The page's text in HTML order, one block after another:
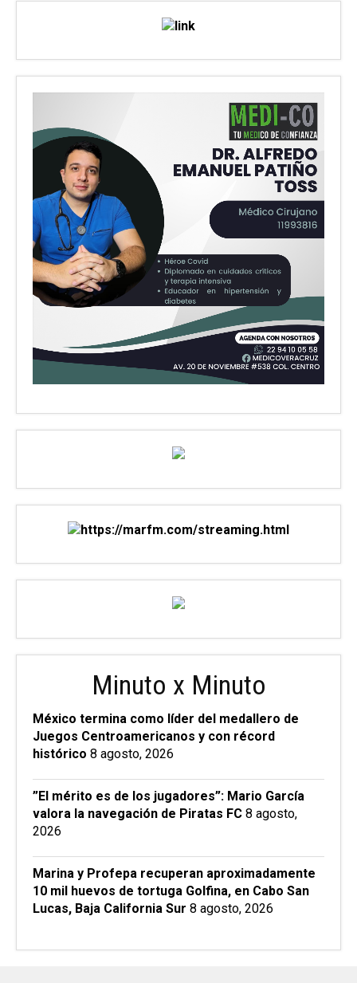
Minuto x Minuto
México termina como líder del medallero de
Juegos Centroamericanos y con récord
histórico 8 agosto, 2026
”El mérito es de los jugadores”: Mario García
valora la navegación de Piratas FC 8 agosto,
2026
Marina y Profepa recuperan aproximadamente
10 mil huevos de tortuga Golfina, en Cabo San
Lucas, Baja California Sur 8 agosto, 2026